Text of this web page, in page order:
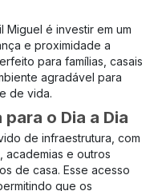
Miguel é investir em um
e proximidade a
para famílias, casais
agradável para
de vida.
o Dia a Dia
de infraestrutura, com
academias e outros
de casa. Esse acesso
que os